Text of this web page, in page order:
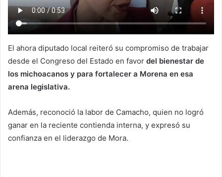
El ahora diputado local reiteró su compromiso de trabajar
desde el Congreso del Estado en favor del bienestar de
los michoacanos y para fortalecer a Morena en esa
arena legislativa.
Además, reconoció la labor de Camacho, quien no logró
ganar en la reciente contienda interna, y expresó su
confianza en el liderazgo de Mora.